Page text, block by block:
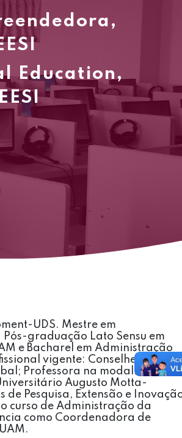
Education,
UDS. Mestre em
graduação Lato Sensu em
e Bacharel em Administração
vigente: Conselheira
Professora na modalidade
Augusto Motta-
de Pesquisa, Extensão e
curso de Administração da
como Coordenadora de